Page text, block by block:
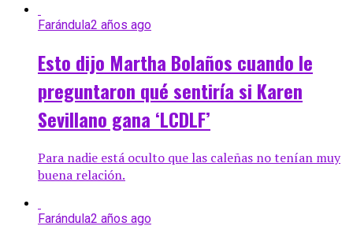
Farándula2 años ago
Esto dijo Martha Bolaños cuando le
preguntaron qué sentiría si Karen
Sevillano gana ‘LCDLF’
Para nadie está oculto que las caleñas no tenían muy
buena relación.
Farándula2 años ago